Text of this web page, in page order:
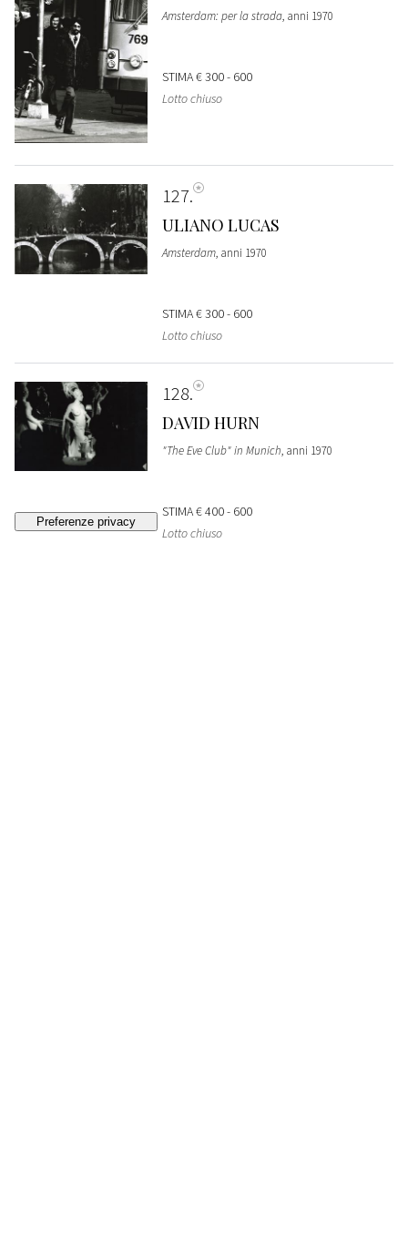
Amsterdam: per la strada, anni 1970
STIMA€ 300 - 600
Lotto chiuso
127
ULIANO LUCAS
Amsterdam, anni 1970
STIMA€ 300 - 600
Lotto chiuso
128
DAVID HURN
"The Eve Club" in Munich, anni 1970
STIMA€ 400 - 600
Lotto chiuso